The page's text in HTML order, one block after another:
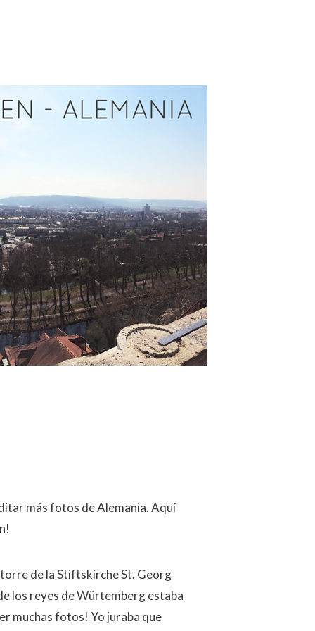
más fotos de Alemania. Aquí
de la Stiftskirche St. Georg
los reyes de Würtemberg estaba
muchas fotos! Yo juraba que